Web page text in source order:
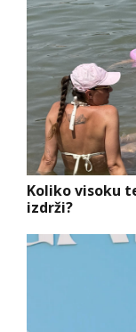
Koliko visoku
izdrži?